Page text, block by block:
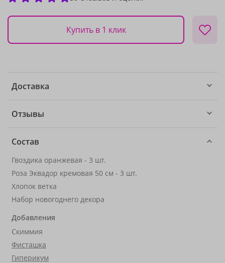
Купить в 1 клик
Доставка
Отзывы
Состав
Гвоздика оранжевая - 3 шт.
Роза Эквадор кремовая 50 см - 3 шт.
Хлопок ветка
Набор новогоднего декора
Добавления
Скиммия
Фисташка
Гиперикум